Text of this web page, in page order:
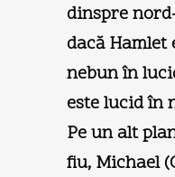
dinspre
dacă Hamlet
nebun în
este lucid în
Pe un alt
fiu, Michael